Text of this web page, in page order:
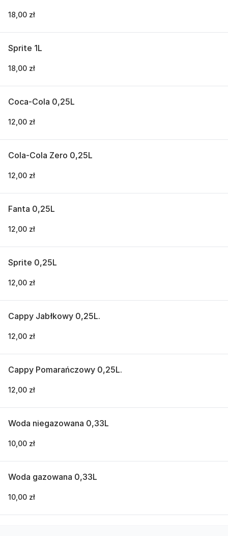
18,00 zł
Sprite 1L
18,00 zł
Coca-Cola 0,25L
12,00 zł
Cola-Cola Zero 0,25L
12,00 zł
Fanta 0,25L
12,00 zł
Sprite 0,25L
12,00 zł
Cappy Jabłkowy 0,25L.
12,00 zł
Cappy Pomarańczowy 0,25L.
12,00 zł
Woda niegazowana 0,33L
10,00 zł
Woda gazowana 0,33L
10,00 zł